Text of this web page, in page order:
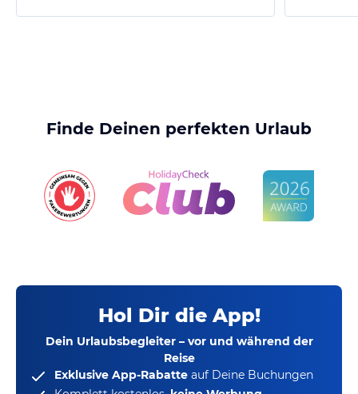
Finde Deinen perfekten Urlaub
Hol Dir die App!
Dein Urlaubsbegleiter – vor und während der
Reise
Exklusive App-Rabatte auf Deine Buchungen